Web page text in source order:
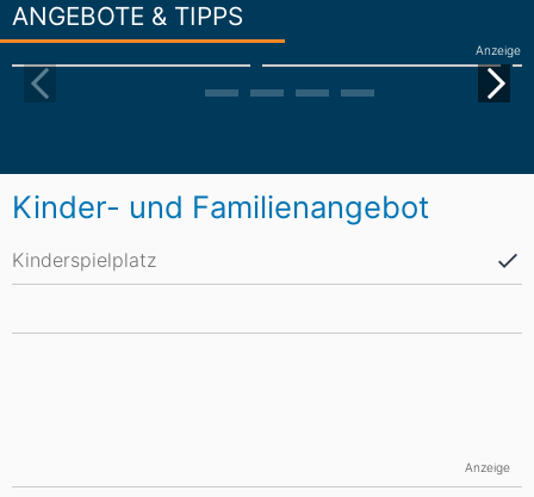
ANGEBOTE & TIPPS
Anzeige
Kinder- und Familienangebot
Kinderspielplatz
Anzeige